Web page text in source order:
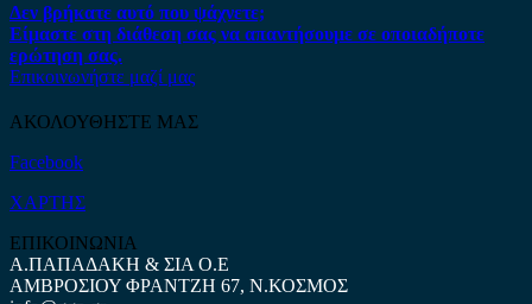
Δεν βρήκατε αυτό που ψάχνετε;
Είμαστε στη διάθεση σας να απαντήσουμε σε οποιαδήποτε
ερώτηση σας.
Επικοινωνήστε μαζί μας
ΑΚΟΛΟΥΘΗΣΤΕ ΜΑΣ
Facebook
ΧΑΡΤΗΣ
ΕΠΙΚΟΙΝΩΝΙΑ
Α.ΠΑΠΑΔΑΚΗ & ΣΙΑ Ο.Ε
ΑΜΒΡΟΣΙΟΥ ΦΡΑΝΤΖΗ 67, Ν.ΚΟΣΜΟΣ